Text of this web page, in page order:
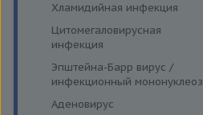
Хламидийная инфекция
Цитомегаловирусная
инфекция
Эпштейна-Барр вирус /
инфекционный мононуклеоз
Аденовирус